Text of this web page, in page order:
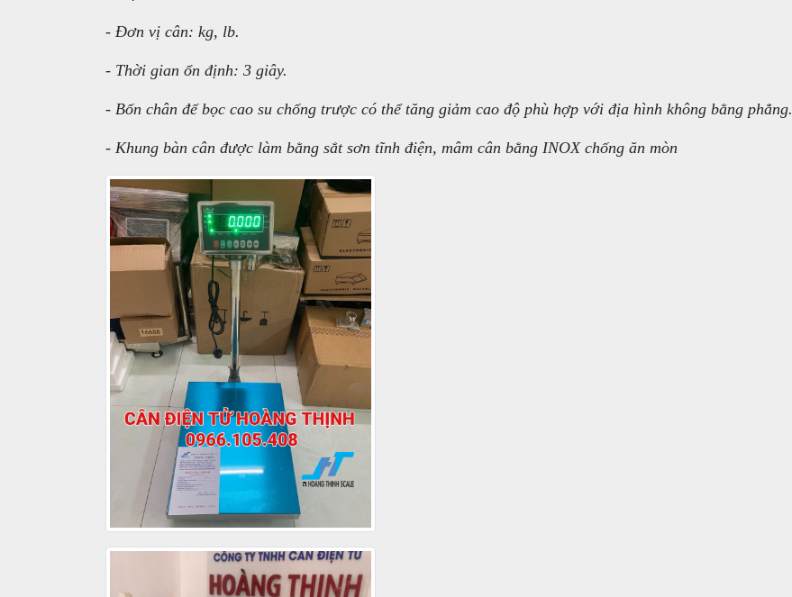
- Đơn vị cân: kg, lb.
- Thời gian ổn định: 3 giây.
- Bốn chân đế bọc cao su chống trược có thể tăng giảm cao độ phù hợp với địa hình không bằng phẳng.
- Khung bàn cân được làm bằng sắt sơn tĩnh điện, mâm cân bằng INOX chống ăn mòn